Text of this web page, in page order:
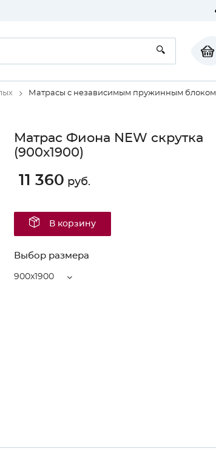
Матрасы с независимым пружинным блоком
Матрас Фиона NEW скрутка
(900х1900)
11 360 руб.
В корзину
Выбор размера
900x1900